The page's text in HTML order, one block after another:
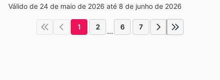
Válido de 24 de maio de 2026 até 8 de junho de 2026
1 2 ... 6 7